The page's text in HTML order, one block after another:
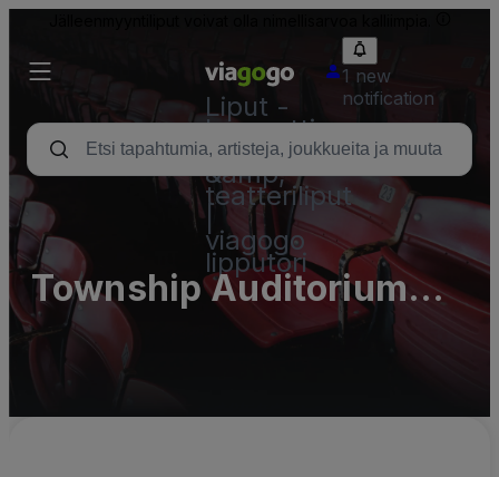
Liput -
konsertti,
urheilu
&amp;
teatteriliput
viagogo
lipputori
1 new
notification
Township Auditorium
Parking Lots